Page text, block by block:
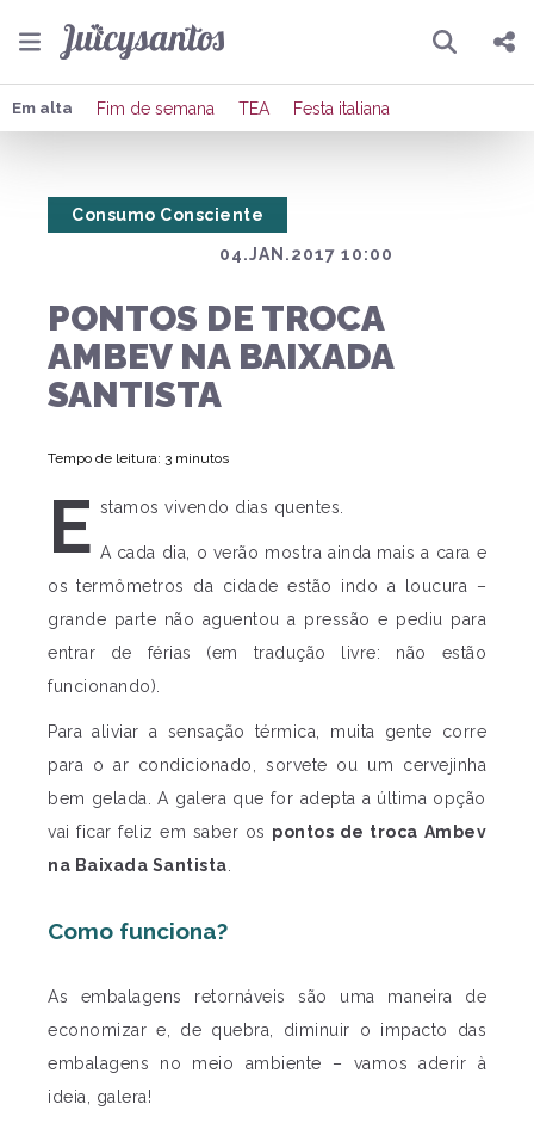
Pesquisar
Compartilhar
Publicar no X
Em alta Fim de semana TEA Festa italiana
04.JAN.2017 10:00
Consumo Consciente
PONTOS DE TROCA
AMBEV NA BAIXADA
SANTISTA
Tempo de leitura: 3 minutos
E stamos vivendo dias quentes.
A cada dia, o verão mostra ainda mais a cara e
os termômetros da cidade estão indo a loucura –
grande parte não aguentou a pressão e pediu para
entrar de férias (em tradução livre: não estão
funcionando).
Para aliviar a sensação térmica, muita gente corre
para o ar condicionado, sorvete ou um cervejinha
bem gelada. A galera que for adepta a última opção
vai ficar feliz em saber os pontos de troca Ambev
na Baixada Santista
Como funciona?
As embalagens retornáveis são uma maneira de
economizar e, de quebra, diminuir o impacto das
embalagens no meio ambiente – vamos aderir à
ideia, galera!